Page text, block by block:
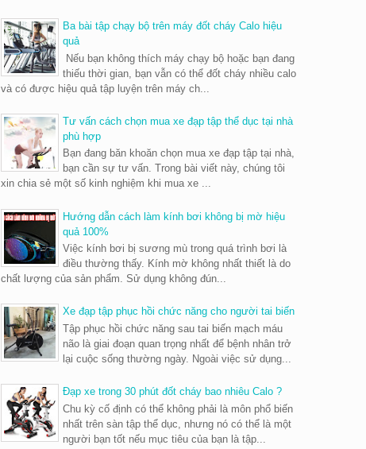
Ba bài tập chạy bộ trên máy đốt cháy Calo hiệu
quả
Nếu bạn không thích máy chạy bộ hoặc bạn đang
thiếu thời gian, bạn vẫn có thể đốt cháy nhiều calo
và có được hiệu quả tập luyện trên máy ch...
Tư vấn cách chọn mua xe đạp tập thể dục tại nhà
phù hợp
Bạn đang băn khoăn chọn mua xe đạp tập tại nhà,
bạn cần sự tư vấn. Trong bài viết này, chúng tôi
xin chia sẻ một số kinh nghiệm khi mua xe ...
Hướng dẫn cách làm kính bơi không bị mờ hiệu
quả 100%
Việc kính bơi bị sương mù trong quá trình bơi là
điều thường thấy. Kính mờ không nhất thiết là do
chất lượng của sản phẩm. Sử dụng không đún...
Xe đạp tập phục hồi chức năng cho người tai biến
Tập phục hồi chức năng sau tai biến mạch máu
não là giai đoạn quan trọng nhất để bệnh nhân trở
lại cuộc sống thường ngày. Ngoài việc sử dụng...
Đạp xe trong 30 phút đốt cháy bao nhiêu Calo ?
Chu kỳ cố định có thể không phải là môn phổ biến
nhất trên sàn tập thể dục, nhưng nó có thể là một
người bạn tốt nếu mục tiêu của bạn là tập...